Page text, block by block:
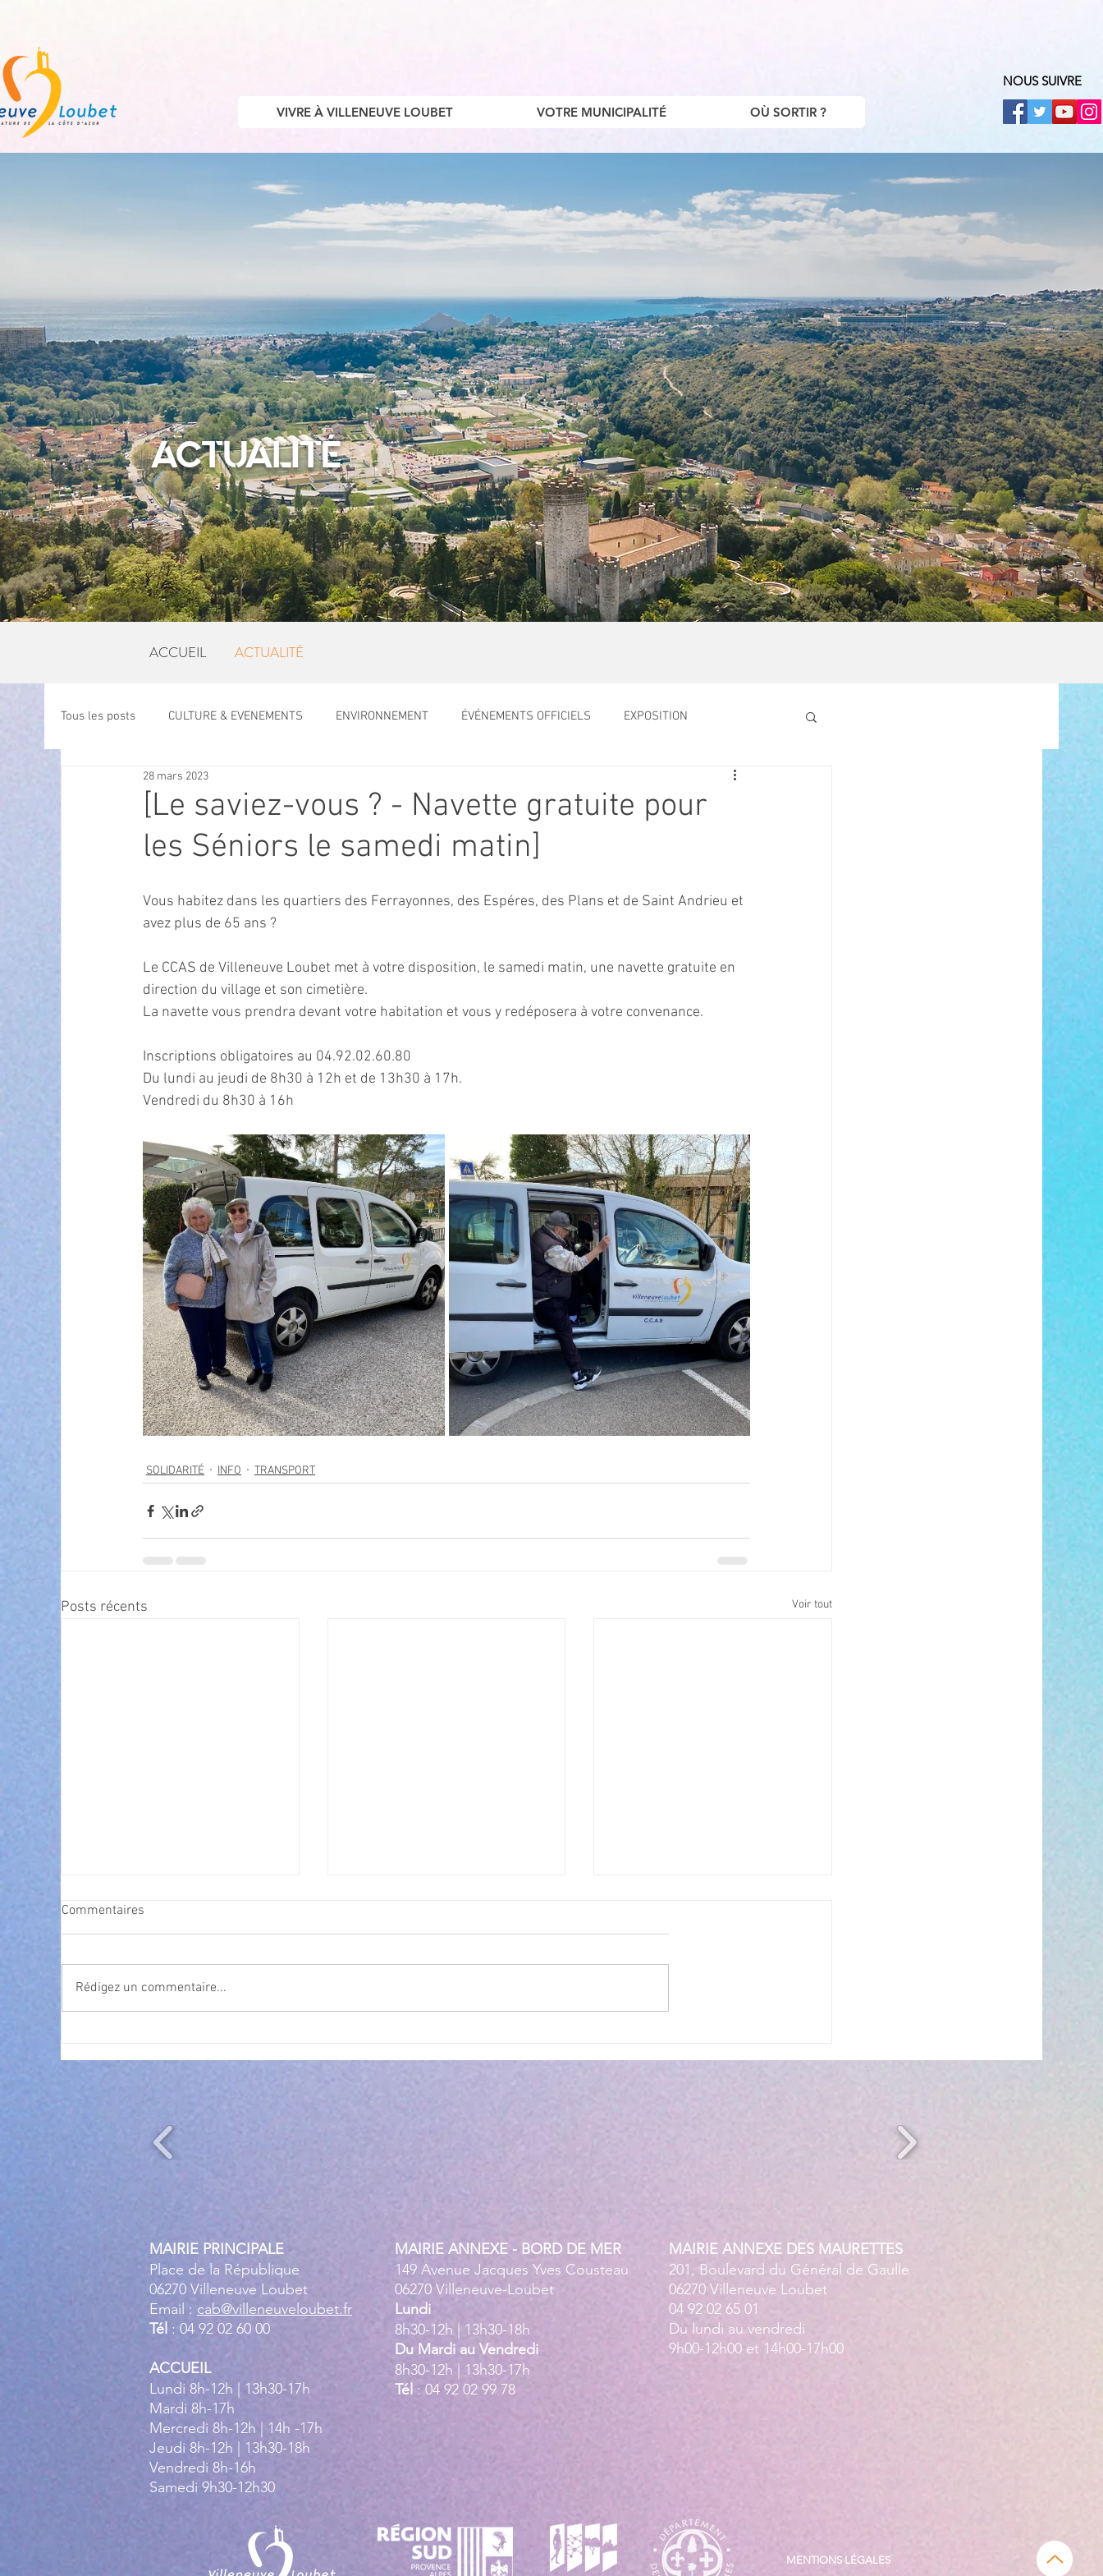
VIVRE À VILLENEUVE LOUBET VOTRE MUNICIPALITÉ OÙ SORTIR ?
NOUS SUIVRE
ACTUALITÉ
ACCUEIL ACTUALITÉ
Tous les posts CULTURE & EVENEMENTS ENVIRONNEMENT ÉVÉNEMENTS OFFICIELS EXPOSITION
OFFRES D'EMPLOI
ECO MOBILITE PETITE ENFANCE TOURISME ARCHIVES ET PATRIMOINE
TRANSPORT SENIORS
PREVENTION DE LA DELINQUANCE
[Le saviez-vous ? - Navette gratuite pour
les Séniors le samedi matin]
28 mars 2023
Vous habitez dans les quartiers des Ferrayonnes, des Espéres, des Plans et de Saint Andrieu et
avez plus de 65 ans ?
Le CCAS de Villeneuve Loubet met à votre disposition, le samedi matin, une navette gratuite en
direction du village et son cimetière.
La navette vous prendra devant votre habitation et vous y redéposera à votre convenance.
Inscriptions obligatoires au 04.92.02.60.80
Du lundi au jeudi de 8h30 à 12h et de 13h30 à 17h.
Vendredi du 8h30 à 16h
SOLIDARITÉ INFO TRANSPORT
Posts récents Voir tout
Villeneuve Loubet ! ☀️🎤
Commentaires
Rédigez un commentaire...
MAIRIE PRINCIPALE
Place de la République
06270 Villeneuve Loubet
Email : cab@villeneuveloubet.fr
Tél : 04 92 02 60 00
ACCUEIL
Lundi 8h-12h | 13h30-17h
Mardi 8h-17h
Mercredi 8h-12h | 14h -17h
Jeudi 8h-12h | 13h30-18h
Vendredi 8h-16h
Samedi 9h30-12h30
MAIRIE ANNEXE - BORD DE MER
149 Avenue Jacques Yves Cousteau
06270 Villeneuve-Loubet
Lundi
8h30-12h | 13h30-18h
Du Mardi au Vendredi
8h30-12h | 13h30-17h
Tél : 04 92 02 99 78
MAIRIE ANNEXE DES MAURETTES
201, Boulevard du Général de Gaulle
06270 Villeneuve Loubet
04 92 02 65 01
Du lundi au vendredi
9h00-12h00 et 14h00-17h00
MENTIONS LÉGALES